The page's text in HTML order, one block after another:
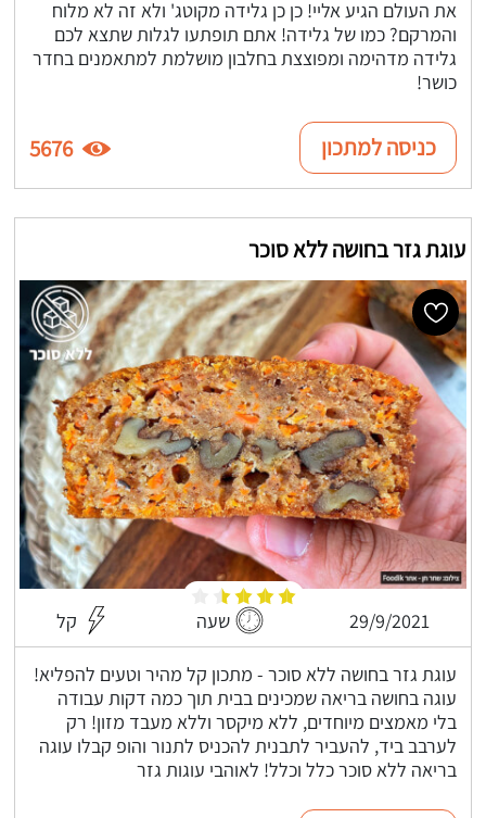
את העולם הגיע אליי! כן כן גלידה מקוטג' ולא זה לא מלוח
והמרקם? כמו של גלידה! אתם תופתעו לגלות שתצא לכם
גלידה מדהימה ומפוצצת בחלבון מושלמת למתאמנים בחדר
כושר!
כניסה למתכון 5676
עוגת גזר בחושה ללא סוכר
29/9/2021 שעה קל
עוגת גזר בחושה ללא סוכר - מתכון קל מהיר וטעים להפליא!
עוגה בחושה בריאה שמכינים בבית תוך כמה דקות עבודה
בלי מאמצים מיוחדים, ללא מיקסר וללא מעבד מזון! רק
לערבב ביד, להעביר לתבנית להכניס לתנור והופ קבלו עוגה
בריאה ללא סוכר כלל וכלל! לאוהבי עוגות גזר